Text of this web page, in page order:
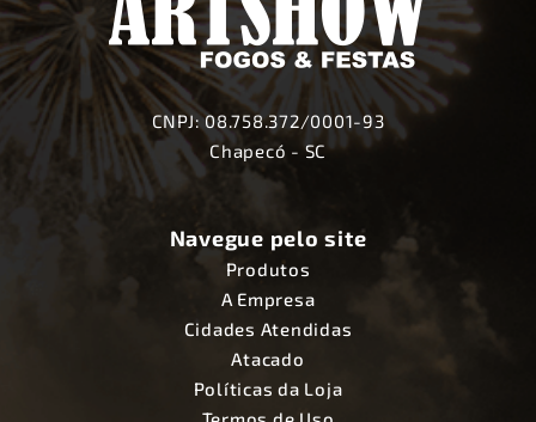
CNPJ: 08.758.372/0001-93
Chapecó - SC
Navegue pelo site
Produtos
A Empresa
Cidades Atendidas
Atacado
Políticas da Loja